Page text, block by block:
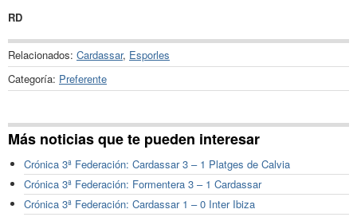
RD
Relacionados: Cardassar, Esporles
Categoría: Preferente
Más noticias que te pueden interesar
Crónica 3ª Federación: Cardassar 3 – 1 Platges de Calvia
Crónica 3ª Federación: Formentera 3 – 1 Cardassar
Crónica 3ª Federación: Cardassar 1 – 0 Inter Ibiza